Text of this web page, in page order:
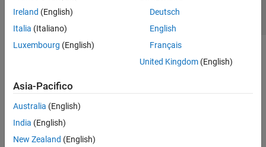
Ireland (English)
Italia (Italiano)
Luxembourg (English)
Deutsch
English
Français
United Kingdom(English)
Asia-Pacifico
Australia (English)
India (English)
New Zealand (English)